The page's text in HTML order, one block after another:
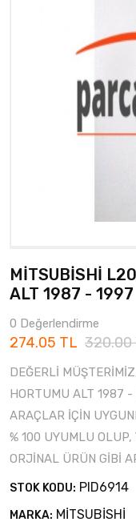
MİTSUBİSHİ
ALT 1987 - 1997
0 Değerlendirme
274.05 TL 320.00
DEĞERLİ
HORTUMU ALT 1987 -
ARAÇLAR İÇİN
% 100 UYUMLU
ORJİNAL ÜRÜN GİBİ
STOK KODU: PID6914
MARKA: MİTSUBİSHİ